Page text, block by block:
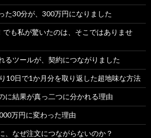
た30分が、300万円になりました
も私が驚いたのは、そこではありませ
るツールが、契約につながりました
10日で1か月分を取り返した超地味な方法
に結果が真っ二つに分かれる理由
万円に変わった理由
、なぜ注文につながらないのか？